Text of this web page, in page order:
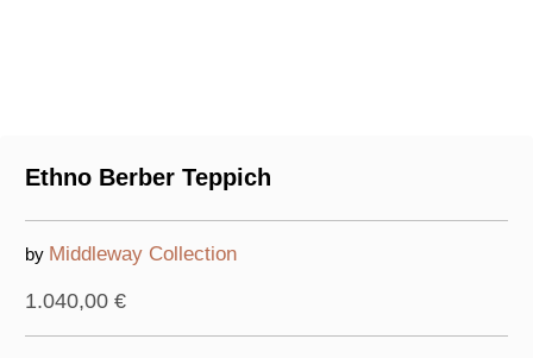
Ethno Berber Teppich
by Middleway Collection
1.040,00 €